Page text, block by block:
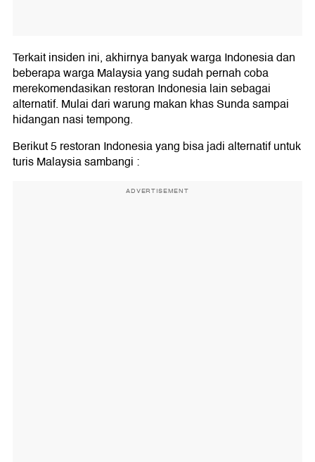
Terkait insiden ini, akhirnya banyak warga Indonesia dan
beberapa warga Malaysia yang sudah pernah coba
merekomendasikan restoran Indonesia lain sebagai
alternatif. Mulai dari warung makan khas Sunda sampai
hidangan nasi tempong.
Berikut 5 restoran Indonesia yang bisa jadi alternatif untuk
turis Malaysia sambangi :
ADVERTISEMENT